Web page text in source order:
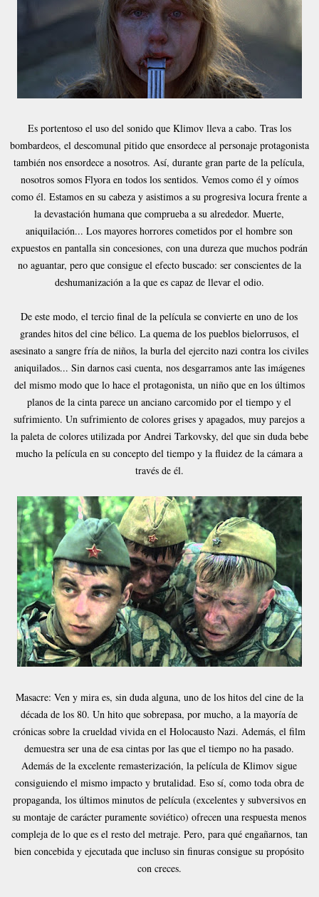
Es portentoso el uso del sonido que Klimov lleva a cabo. Tras los
bombardeos, el descomunal pitido que ensordece al personaje protagonista
también nos ensordece a nosotros. Así, durante gran parte de la película,
nosotros somos Flyora en todos los sentidos. Vemos como él y oímos
como él. Estamos en su cabeza y asistimos a su progresiva locura frente a
la devastación humana que comprueba a su alrededor. Muerte,
aniquilación... Los mayores horrores cometidos por el hombre son
expuestos en pantalla sin concesiones, con una dureza que muchos podrán
no aguantar, pero que consigue el efecto buscado: ser conscientes de la
deshumanización a la que es capaz de llevar el odio.
De este modo, el tercio final de la película se convierte en uno de los
grandes hitos del cine bélico. La quema de los pueblos bielorrusos, el
asesinato a sangre fría de niños, la burla del ejercito nazi contra los civiles
aniquilados... Sin darnos casi cuenta, nos desgarramos ante las imágenes
del mismo modo que lo hace el protagonista, un niño que en los últimos
planos de la cinta parece un anciano carcomido por el tiempo y el
sufrimiento. Un sufrimiento de colores grises y apagados, muy parejos a
la paleta de colores utilizada por Andrei Tarkovsky, del que sin duda bebe
mucho la película en su concepto del tiempo y la fluidez de la cámara a
través de él.
Masacre: Ven y mira es, sin duda alguna, uno de los hitos del cine de la
década de los 80. Un hito que sobrepasa, por mucho, a la mayoría de
crónicas sobre la crueldad vivida en el Holocausto Nazi. Además, el film
demuestra ser una de esa cintas por las que el tiempo no ha pasado.
Además de la excelente remasterización, la película de Klimov sigue
consiguiendo el mismo impacto y brutalidad. Eso sí, como toda obra de
propaganda, los últimos minutos de película (excelentes y subversivos en
su montaje de carácter puramente soviético) ofrecen una respuesta menos
compleja de lo que es el resto del metraje. Pero, para qué engañarnos, tan
bien concebida y ejecutada que incluso sin finuras consigue su propósito
con creces.